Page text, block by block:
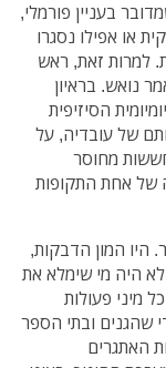
בעניין פורמלי,
או אפילו נסגרו
למרות זאת, ראש
נואש. בראיון
הסיזיפית
של עובדיה, על
מחוסר
של אחת התקופות
היו המון הדבקות,
ולא היה מי שימלא את
מיני פעולות
שהגנים ובתי הספר
האתגרים